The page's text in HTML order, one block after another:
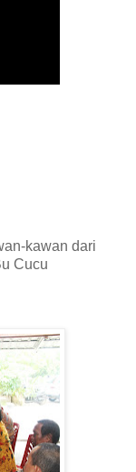
kawan dari
Cucu